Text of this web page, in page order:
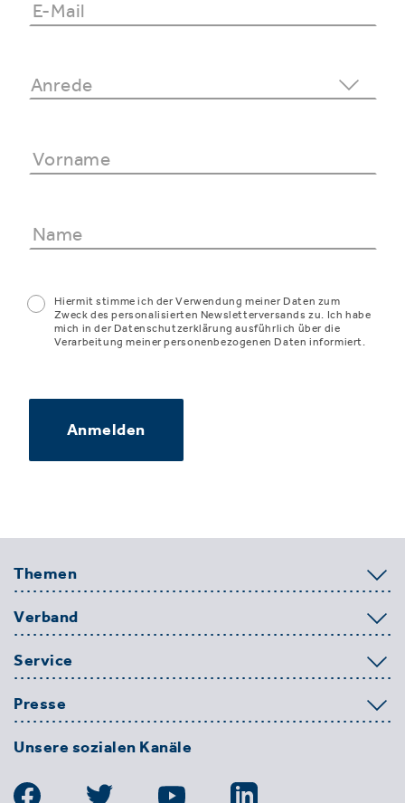
Hiermit stimme ich der Verwendung meiner Daten zum
Zweck des personalisierten Newsletterversands zu. Ich habe
mich in der Datenschutzerklärung ausführlich über die
Verarbeitung meiner personenbezogenen Daten informiert.
Anmelden
Themen
Verband
Service
Presse
Unsere sozialen Kanäle